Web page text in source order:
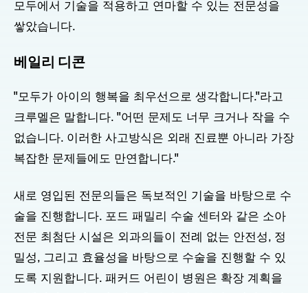
모두에서 기술을 적용하고 연마할 수 있는 전문성을
쌓았습니다.
베일리 디콘
"모두가 아이의 행복을 최우선으로 생각합니다."라고
크루멜은 말합니다. "어떤 문제도 너무 크거나 작을 수
없습니다. 이러한 사고방식은 외래 진료뿐 아니라 가장
복잡한 문제들에도 만연합니다."
새로 영입된 전문의들은 독보적인 기술을 바탕으로 수
술을 진행합니다. 포드 패밀리 수술 센터와 같은 소아
전문 최첨단 시설은 외과의들이 전례 없는 안전성, 정
밀성, 그리고 효율성을 바탕으로 수술을 진행할 수 있
도록 지원합니다. 패커드 어린이 병원은 확장 계획을